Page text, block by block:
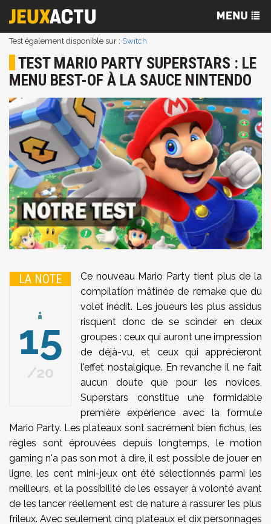
Test également disponible sur : Switch
TEST MARIO PARTY SUPERSTARS : LE
MENU BEST-OF À LA SAUCE NINTENDO
LA NOTE
15
20
Ce nouveau Mario Party tient plus de la
compilation mâtinée de remake que du
volet inédit. Les joueurs les plus assidus
risquent donc de se scinder en deux
groupes : ceux qui auront une impression
de déjà-vu, et ceux qui apprécieront
l'effet nostalgique. En revanche il ne fait
aucun doute que pour les novices,
Superstars constitue une formidable
première expérience avec la formule
Mario Party. Les plateaux sont sacrément bien fichus, les
règles sont éprouvées depuis longtemps, le motion
gaming n'a pas son mot à dire, il est possible de jouer en
ligne, les cent mini-jeux ont été sélectionnés parmi les
meilleurs, et la possibilité de les essayer à volonté avant
de les lancer réellement est de nature à rassurer les plus
frileux. Avec seulement cinq plateaux et dix personnages